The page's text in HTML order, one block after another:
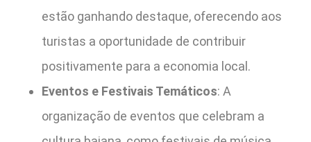
estão ganhando destaque, oferecendo aos
turistas a oportunidade de contribuir
positivamente para a economia local.
Eventos e Festivais Temáticos: A
organização de eventos que celebram a